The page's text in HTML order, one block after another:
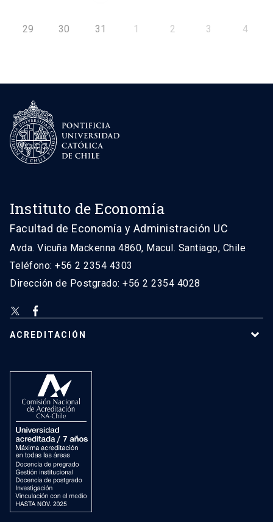
29 30 31 1 2 3 4
Instituto de Economía
Facultad de Economía y Administración UC
Avda. Vicuña Mackenna 4860, Macul. Santiago, Chile
Teléfono: +56 2 2354 4303
Dirección de Postgrado: +56 2 2354 4028
ACREDITACIÓN